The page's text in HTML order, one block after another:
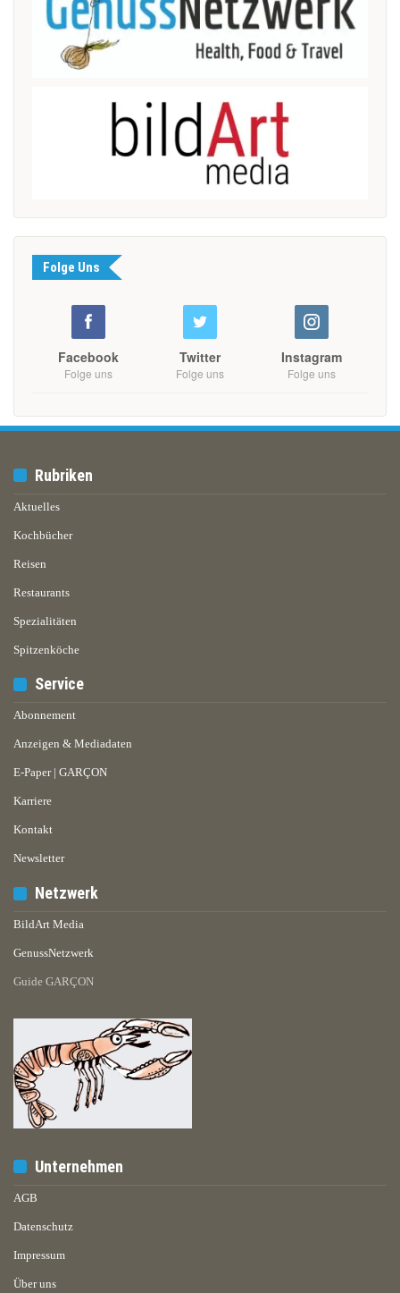
Folge Uns
Facebook
Folge uns
Twitter
Folge uns
Instagram
Folge uns
Rubriken
Aktuelles
Kochbücher
Reisen
Restaurants
Spezialitäten
Spitzenköche
Service
Abonnement
Anzeigen & Mediadaten
E-Paper | GARÇON
Karriere
Kontakt
Newsletter
Netzwerk
BildArt Media
GenussNetzwerk
Guide GARÇON
Unternehmen
AGB
Datenschutz
Impressum
Über uns